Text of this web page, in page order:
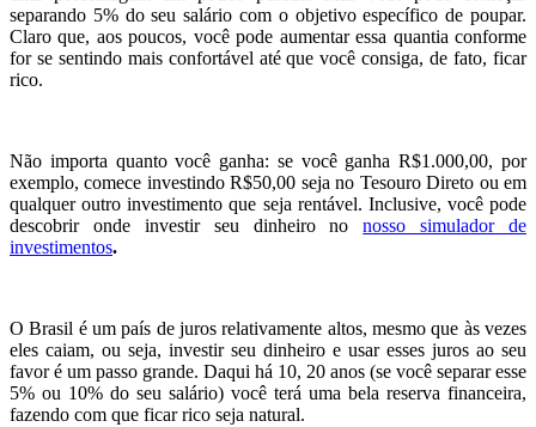
separando 5% do seu salário com o objetivo específico de poupar.
Claro que, aos poucos, você pode aumentar essa quantia conforme
for se sentindo mais confortável até que você consiga, de fato, ficar
rico.
Não importa quanto você ganha: se você ganha R$1.000,00, por
exemplo, comece investindo R$50,00 seja no Tesouro Direto ou em
qualquer outro investimento que seja rentável. Inclusive, você pode
descobrir onde investir seu dinheiro nonosso simulador de
investimentos.
O Brasil é um país de juros relativamente altos, mesmo que às vezes
eles caiam, ou seja, investir seu dinheiro e usar esses juros ao seu
favor é um passo grande. Daqui há 10, 20 anos (se você separar esse
5% ou 10% do seu salário) você terá uma bela reserva financeira,
fazendo com que ficar rico seja natural.